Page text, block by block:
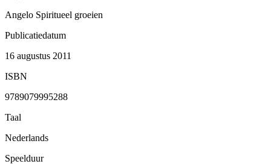
Angelo Spiritueel groeien
Publicatiedatum
16 augustus 2011
ISBN
9789079995288
Taal
Nederlands
Speelduur